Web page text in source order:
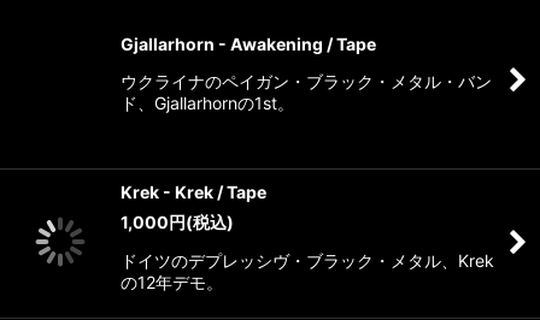
Gjallarhorn - Awakening / Tape
ウクライナのペイガン・ブラック・メタル・バン
ド、Gjallarhornの1st。
Krek - Krek / Tape
1,000 円(税込)
ドイツのデプレッシヴ・ブラック・メタル、Krek
の12年デモ。